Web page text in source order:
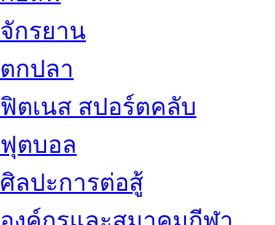
จักรยาน
ตกปลา
ฟิตเนส สปอร์ตคลับ
ฟุตบอล
ศิลปะการต่อสู้